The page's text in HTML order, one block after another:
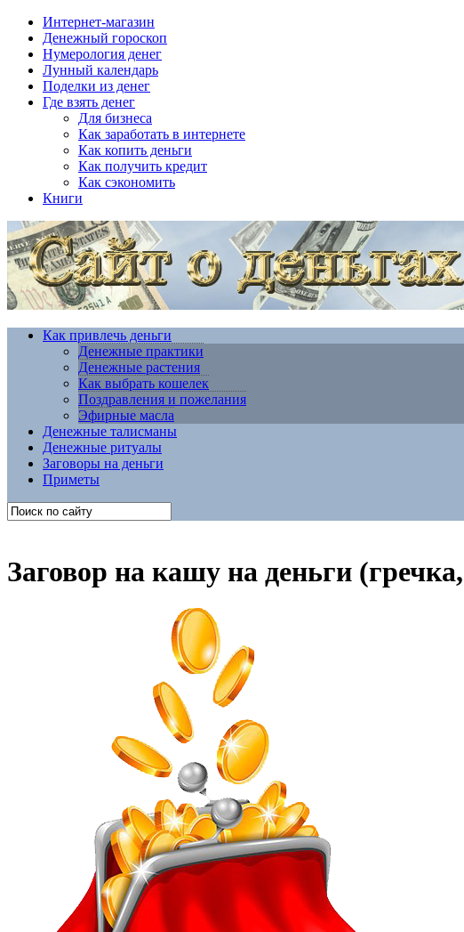
Интернет-магазин
Денежный гороскоп
Нумерология денег
Лунный календарь
Поделки из денег
Где взять денег
Для бизнеса
Как заработать в интернете
Как копить деньги
Как получить кредит
Как сэкономить
Книги
Как привлечь деньги
Денежные практики
Денежные растения
Как выбрать кошелек
Поздравления и пожелания
Эфирные масла
Денежные талисманы
Денежные ритуалы
Заговоры на деньги
Приметы
Заговор на кашу на деньги